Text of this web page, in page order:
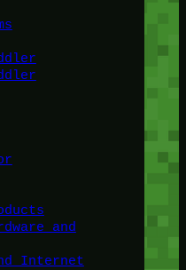
and
Internet